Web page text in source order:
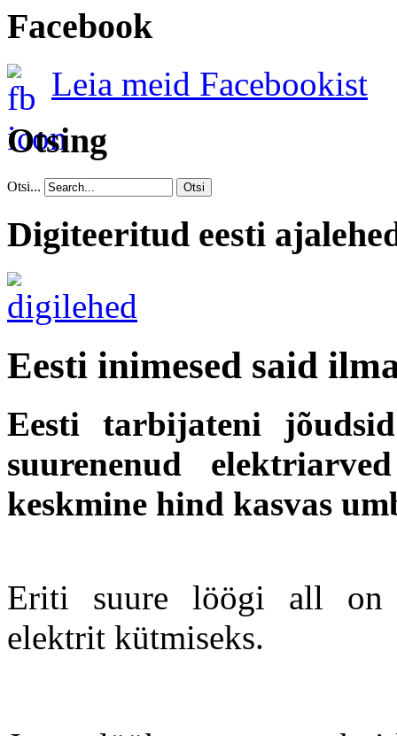
Facebook
Leia meid Facebookist
Otsing
Otsi... Otsi
Digiteeritud eesti
Eesti inimesed said
Eesti tarbijateni
suurenenud
keskmine hind kasvas
Eriti suure löögi all on
elektrit kütmiseks.